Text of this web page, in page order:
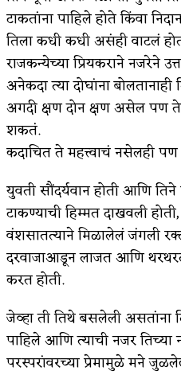
टाकतांना पाहिले होते किंवा
तिला कधी कधी असंही वाटलं
राजकन्येच्या प्रियकराने नजरेने
अनेकदा त्या दोघांना बोलतानाही
अगदी क्षण दोन क्षण असेल पण
शकतं.
कदाचित ते महत्त्वाचं नसेलही
युवती सौंदर्यवान होती आणि
टाकण्याची हिम्मत दाखवली
वंशसातत्याने मिळालेलं जंगली
दरवाजाआडून लाजत आणि
करत होती.
जेव्हा ती तिथे बसलेली असतांना
पाहिले आणि त्याची नजर तिच्या
परस्परांवरच्या प्रेमामुळे मने